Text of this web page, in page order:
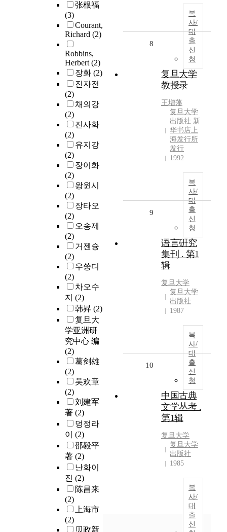
张根福
(3)
Courant,
Richard (2)
Robbins,
Herbert(2)
장화 (2)
진자전
(2)
채의강
(2)
진사화
(2)
유지강
(2)
장이화
(2)
왕윈시
(2)
장타오
(2)
오송제
(2)
거젠슝
(2)
우쑹디
(2)
차오수
지 (2)
韩昇 (2)
复旦大
学亚洲研
究中心 编
(2)
葛剑雄
(2)
吴欢章
(2)
刘建军
著 (2)
덩정라
이 (2)
邵毅平
著 (2)
난화이
진 (2)
陈昌来
(2)
上海市
(2)
贝政新
복
사/
대
출
신
청
8
复旦大学
教授录
王增藩
复旦大学
出版社 新
华书店上
海发行所
发行
1992
복
사/
대
출
신
청
9
语言硏究
集刊 . 第1
辑
复旦大学
复旦大学
出版社
1987
복
사/
대
출
신
청
10
中国古典
文学丛考 .
第1辑
复旦大学
复旦大学
出版社
1985
복
사/
대
출
신